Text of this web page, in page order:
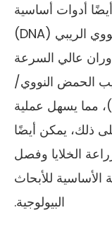
أدوات أساسية
لاستخراج الحمض النووي/الحمض النووي الريبي (DNA)
عالي السرعة
الحمض النووي/
الحمض النووي الريبوزي (RNA)، مما يسهل عملية
ذلك، يمكن أيضًا
الخلايا وفصل
الأساسية للأبحاث
البيولوجية.